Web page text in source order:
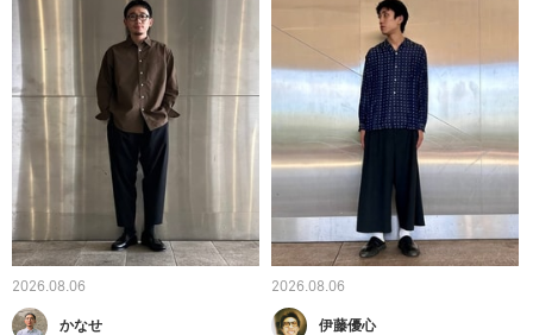
2026.08.06
かなせ
2026.08.06
伊藤優心